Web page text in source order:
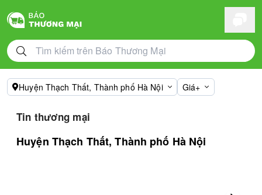
Huyện Thạch Thất, Thành phố Hà Nội Giá+
Tin thương mại
Huyện Thạch Thất, Thành phố Hà Nội